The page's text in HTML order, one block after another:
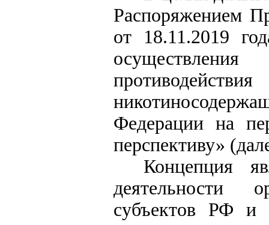
Распоряжением
от 18.11.2019
Федерации на
перспективу»
Концепция
деятельности
субъектов РФ и